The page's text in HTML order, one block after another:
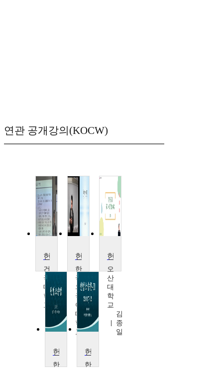
연관 공개강의(KOCW)
건
국
대
학
교
이
현
출
한
국
외
국
어
대
학
교
기
오
산
대
학
교
김
종
일
한
한